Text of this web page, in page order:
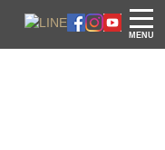
MENU